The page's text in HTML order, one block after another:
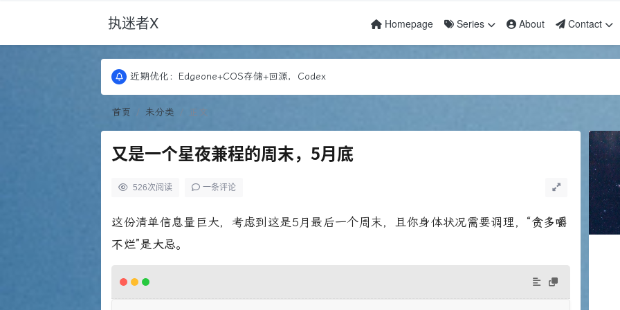
执迷者X Homepage Series About Contact
更新：Puock ➡ 阿里云轻量， 图床：Fontawesome
近期优化：Edgeone+COS存储+回源，Codex
更新：Puock ➡ 阿里云轻量， 图床：Fontawesome
首页
未分类 正文
又是一个星夜兼程的周末，5月底
526次阅读 一条评论
这份清单信息量巨大，考虑到这是5月最后一个周末，且你身体状况需要调理， “贪多嚼
不烂”是大忌。